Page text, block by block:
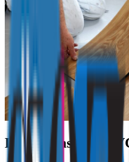
De opkomst van